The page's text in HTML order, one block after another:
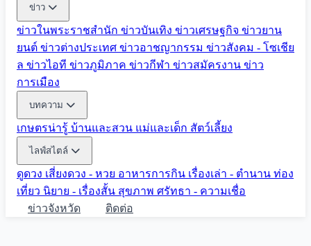
ข่าว
ข่าวในพระราชสำนัก ข่าวบันเทิง ข่าวเศรษฐกิจ ข่าวยาน
ยนต์ ข่าวต่างประเทศ ข่าวอาชญากรรม ข่าวสังคม - โซเชีย
ล ข่าวไอที ข่าวภูมิภาค ข่าวกีฬา ข่าวสมัครงาน ข่าว
การเมือง
บทความ
เกษตรน่ารู้ บ้านและสวน แม่และเด็ก สัตว์เลี้ยง
ไลฟ์สไตล์
ดูดวง เสี่ยงดวง - หวย อาหารการกิน เรื่องเล่า - ตำนาน ท่อง
เที่ยว นิยาย - เรื่องสั้น สุขภาพ ศรัทธา - ความเชื่อ
ข่าวจังหวัด
ติดต่อ